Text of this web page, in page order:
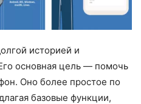
историей и
основная цель — помочь
Оно более простое по
базовые функции,